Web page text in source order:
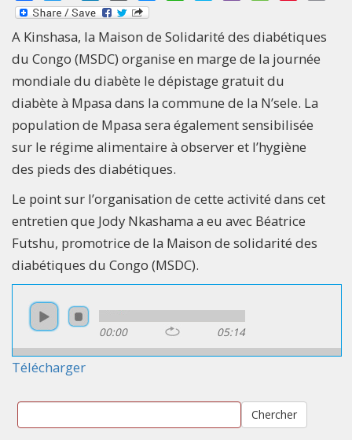
A Kinshasa, la Maison de Solidarité des diabétiques
du Congo (MSDC) organise en marge de la journée
mondiale du diabète le dépistage gratuit du
diabète à Mpasa dans la commune de la N’sele. La
population de Mpasa sera également sensibilisée
sur le régime alimentaire à observer et l’hygiène
des pieds des diabétiques.
Le point sur l’organisation de cette activité dans cet
entretien que Jody Nkashama a eu avec Béatrice
Futshu, promotrice de la Maison de solidarité des
diabétiques du Congo (MSDC).
00:00 05:14
Télécharger
Chercher